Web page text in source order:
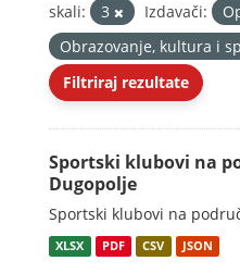
skali:
3 Izdavači:
Obrazovanje, kultura i
Filtriraj rezultate
Sportski klubovi na
Dugopolje
Sportski klubovi na
XLSX PDF CSV JSON